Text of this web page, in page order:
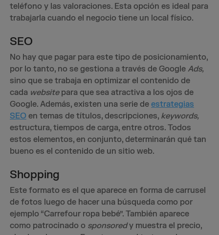
teléfono y las valoraciones. Esta opción es ideal para
trabajarla cuando el negocio tiene un local físico.
SEO
No hay que pagar para este tipo de posicionamiento,
por lo tanto, no se gestiona a través de Google Ads,
sino que se trabaja en optimizar el contenido de
cada websitepara que sea atractiva a los ojos de
Google. Además, existen una serie de estrategias
SEO en temas de títulos, descripciones, keywords,
estructura, tiempos de carga, entre otros. Todos
estos elementos, en conjunto, determinarán qué tan
bueno es el contenido de un sitio web.
Shopping
Este formato es el que aparece en forma de carrusel
de fotos luego de hacer una búsqueda como por
ejemplo “Carrefour ropa bebé”. También aparece
como patrocinado o sponsoredy muestra el precio,